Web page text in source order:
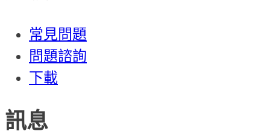
常見問題
問題諮詢
下載
訊息